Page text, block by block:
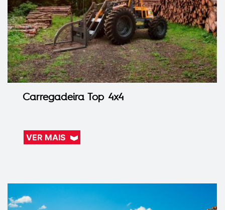
Carregadeira Top 4x4
VER MAIS